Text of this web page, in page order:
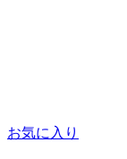
お気に入り